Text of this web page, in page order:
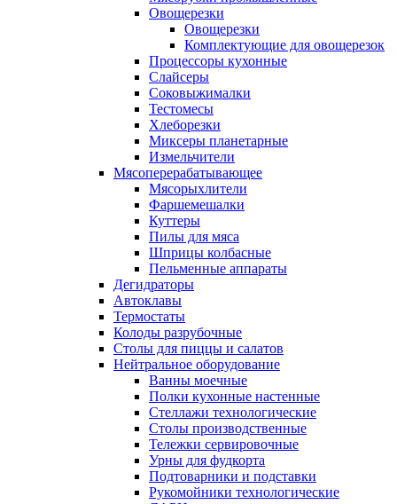
Овощерезки
Овощерезки
Комплектующие для овощерезок
Процессоры кухонные
Слайсеры
Соковыжималки
Тестомесы
Хлеборезки
Миксеры планетарные
Измельчители
Мясоперерабатывающее
Мясорыхлители
Фаршемешалки
Куттеры
Пилы для мяса
Шприцы колбасные
Пельменные аппараты
Дегидраторы
Автоклавы
Термостаты
Колоды разрубочные
Столы для пиццы и салатов
Нейтральное оборудование
Ванны моечные
Полки кухонные настенные
Стеллажи технологические
Столы производственные
Тележки сервировочные
Урны для фудкорта
Подтоварники и подставки
Рукомойники технологические